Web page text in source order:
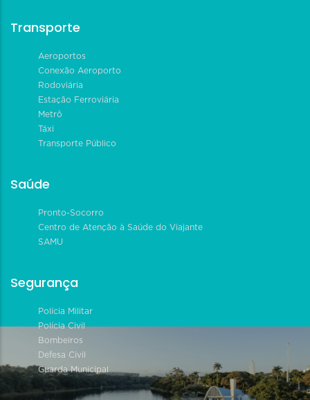
Transporte
Aeroportos
Conexão Aeroporto
Rodoviária
Estação Ferroviária
Metrô
Táxi
Transporte Público
Saúde
Pronto-Socorro
Centro de Atenção à Saúde do Viajante
SAMU
Segurança
Polícia Militar
Polícia Civil
Bombeiros
Defesa Civil
Guarda Municipal